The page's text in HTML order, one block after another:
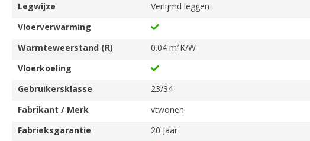
Legwijze
Verlijmd leggen
Vloerverwarming
Warmteweerstand (R)
0.04 m²K/W
Vloerkoeling
Gebruikersklasse
23/34
Fabrikant / Merk
vtwonen
Fabrieksgarantie
20 Jaar